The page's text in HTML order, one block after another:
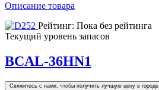
Описание товара
Рейтинг: Пока без рейтинга
Текущий уровень запасов
BCAL-36HN1
Свяжитесь с нами, чтобы получить лучшую цену в городе